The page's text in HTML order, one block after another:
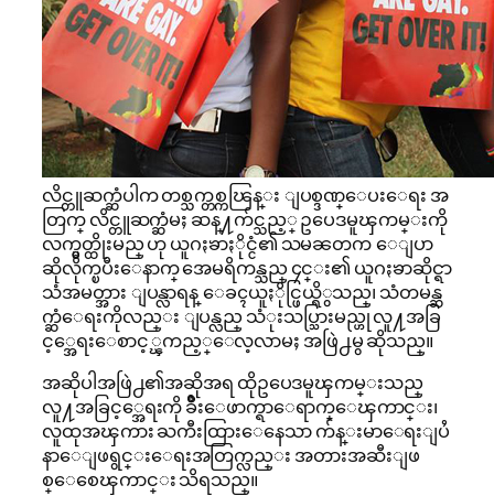
လိင္တူဆက္ဆံပါက တစ္သက္တစ္ကၽြန္း ျပစ္ဒဏ္ေပးေရး အ
တြက္ လိင္တူဆက္ဆံမႈ ဆန္႔က်င္သည့္ ဥပေဒမူၾကမ္းကို
လက္မွတ္ထိုးမည္ ဟု ယူဂႏၶာႏိုင္ငံ၏ သမၼတက ေျပာ
ဆိုလိုက္ၿပီးေနာက္ အေမရိကန္သည္ ၄င္း၏ ယူဂႏၶာဆိုင္ရာ
သံအမတ္အား ျပန္လာရန္ ေခၚယူႏိုင္ဖြယ္ရိွသည္၊ သံတမန္ဆ
က္ဆံေရးကိုလည္း ျပန္လည္ သံုးသပ္သြားမည္ဟု လူ႔အခြ
င့္အေရးေစာင့္ၾကည့္ေလ့လာမႈ အဖြဲ႕မွ ဆိုသည္။
အဆိုပါအဖြဲ႕၏အဆိုအရ ထိုဥပေဒမူၾကမ္းသည္
လူ႔အခြင့္အေရးကို ခ်ဳိးေဖာက္ရာေရာက္ေၾကာင္း၊
လူထုအၾကား ႀကီးထြားေနေသာ က်န္းမာေရးျပႆ
နာေျဖရွင္းေရးအတြက္လည္း အတားအဆီးျဖ
စ္ေစေၾကာင္း သိရသည္။